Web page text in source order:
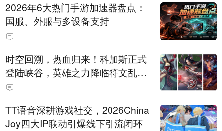
2026年6大热门手游加速器盘点：
国服、外服与多设备支持
时空回溯，热血归来！科加斯正式
登陆峡谷，英雄之力降临符文乱
斗！
TT语音深耕游戏社交，2026China
Joy四大IP联动引爆线下引流闭环